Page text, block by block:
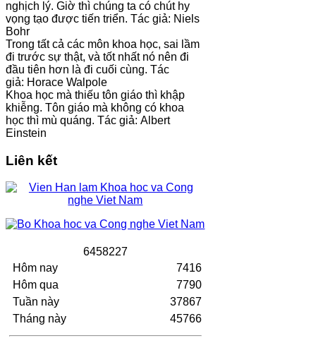
nghịch lý. Giờ thì chúng ta có chút hy
vọng tạo được tiến triển. Tác giả: Niels
Bohr
Trong tất cả các môn khoa học, sai lầm
đi trước sự thật, và tốt nhất nó nên đi
đầu tiên hơn là đi cuối cùng. Tác
giả: Horace Walpole
Khoa học mà thiếu tôn giáo thì khập
khiễng. Tôn giáo mà không có khoa
học thì mù quáng. Tác giả: Albert
Einstein
Liên kết
6458227
Hôm nay
Hôm qua
Tuần này
Tháng này
7416
7790
37867
45766